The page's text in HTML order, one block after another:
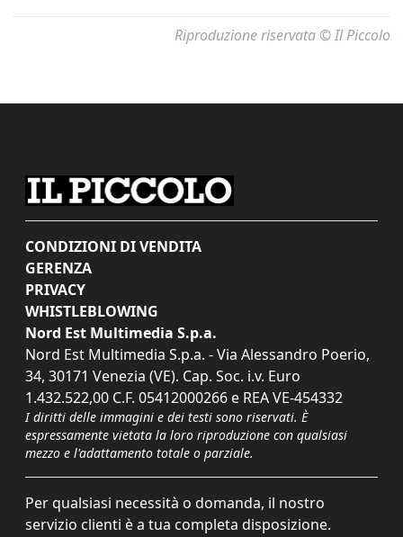
Riproduzione riservata © Il Piccolo
CONDIZIONI DI VENDITA
GERENZA
PRIVACY
WHISTLEBLOWING
Nord Est Multimedia S.p.a.
Nord Est Multimedia S.p.a. - Via Alessandro Poerio,
34, 30171 Venezia (VE). Cap. Soc. i.v. Euro
1.432.522,00 C.F. 05412000266 e REA VE-454332
I diritti delle immagini e dei testi sono riservati. È
espressamente vietata la loro riproduzione con qualsiasi
mezzo e l'adattamento totale o parziale.
Per qualsiasi necessità o domanda, il nostro
servizio clienti è a tua completa disposizione.